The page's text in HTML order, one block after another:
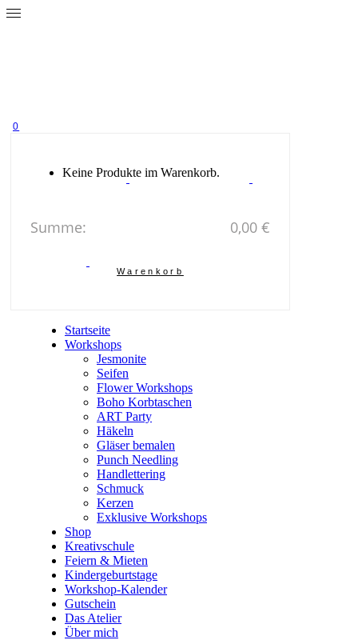
0
Keine Produkte im Warenkorb.
Warenkorb
Summe: 0,00 €
Startseite
Workshops
Jesmonite
Seifen
Flower Workshops
Boho Korbtaschen
ART Party
Häkeln
Gläser bemalen
Punch Needling
Handlettering
Schmuck
Kerzen
Exklusive Workshops
Shop
Kreativschule
Feiern & Mieten
Kindergeburtstage
Workshop-Kalender
Gutschein
Das Atelier
Über mich